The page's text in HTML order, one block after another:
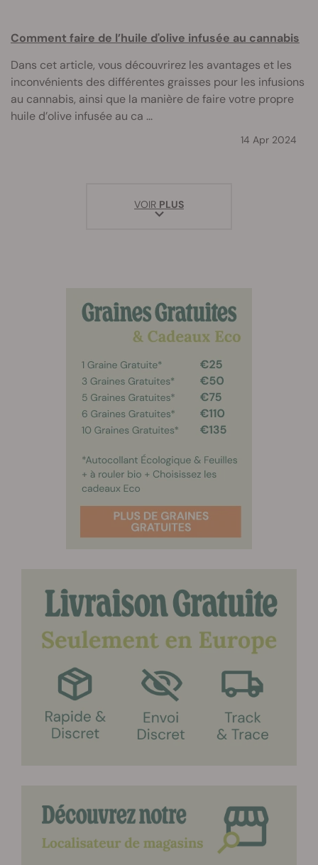
Comment faire de l’huile d'olive infusée au cannabis
Dans cet article, vous découvrirez les avantages et les
inconvénients des différentes graisses pour les infusions
au cannabis, ainsi que la manière de faire votre propre
huile d’olive infusée au ca ...
14 Apr 2024
VOIR PLUS